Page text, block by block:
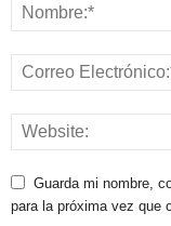
Guarda mi nombre,
para la próxima vez que